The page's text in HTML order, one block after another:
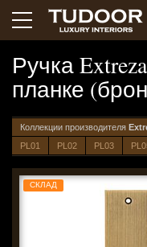
Ручка
планке
Коллекции производителя
PL01
PL02 PL03
СКЛАД